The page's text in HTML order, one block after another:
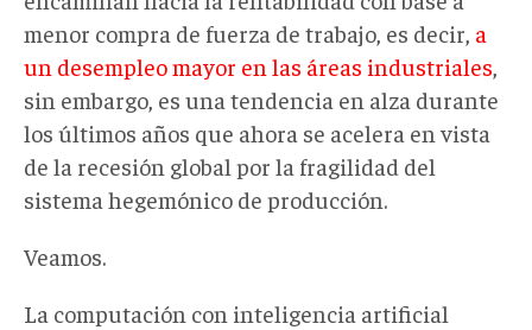
menor compra de fuerza de trabajo, es decir, a
un desempleo mayor en las áreas industriales,
sin embargo, es una tendencia en alza durante
los últimos años que ahora se acelera en vista
de la recesión global por la fragilidad del
sistema hegemónico de producción.
Veamos.
La computación con inteligencia artificial